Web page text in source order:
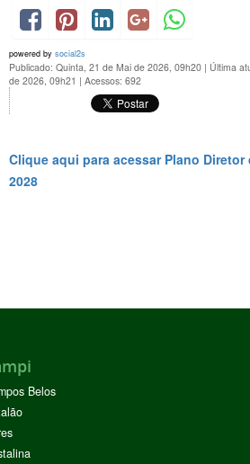
powered by social2s
Publicado: Quinta, 21 de Mai de 2026, 09h20 | Última
de 2026, 09h21 | Acessos: 692
Clique aqui para acessar Plano
2028
Belos